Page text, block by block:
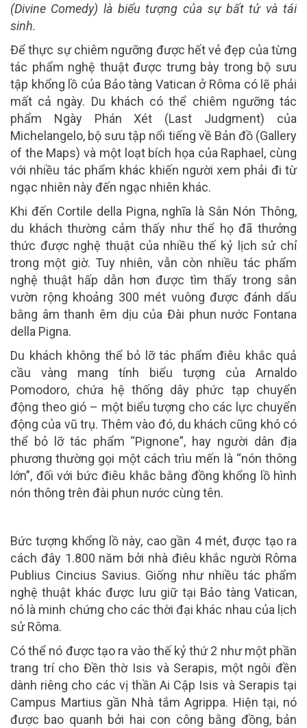
(Divine Comedy) là biểu tượng của sự bất tử và tái
sinh.
Để thực sự chiêm ngưỡng được hết vẻ đẹp của từng
tác phẩm nghệ thuật được trưng bày trong bộ sưu
tập khổng lồ của Bảo tàng Vatican ở Rôma có lẽ phải
mất cả ngày. Du khách có thể chiêm ngưỡng tác
phẩm Ngày Phán Xét (Last Judgment) của
Michelangelo, bộ sưu tập nổi tiếng về Bản đồ (Gallery
of the Maps) và một loạt bích họa của Raphael, cùng
với nhiều tác phẩm khác khiến người xem phải đi từ
ngạc nhiên này đến ngạc nhiên khác.
Khi đến Cortile della Pigna, nghĩa là Sân Nón Thông,
du khách thường cảm thấy như thể họ đã thưởng
thức được nghệ thuật của nhiều thế kỷ lịch sử chỉ
trong một giờ. Tuy nhiên, vẫn còn nhiều tác phẩm
nghệ thuật hấp dẫn hơn được tìm thấy trong sân
vườn rộng khoảng 300 mét vuông được đánh dấu
bằng âm thanh êm dịu của Đài phun nước Fontana
della Pigna.
Du khách không thể bỏ lỡ tác phẩm điêu khắc quả
cầu vàng mang tính biểu tượng của Arnaldo
Pomodoro, chứa hệ thống dây phức tạp chuyển
động theo gió – một biểu tượng cho các lực chuyển
động của vũ trụ. Thêm vào đó, du khách cũng khó có
thể bỏ lỡ tác phẩm “Pignone”, hay người dân địa
phương thường gọi một cách trìu mến là “nón thông
lớn”, đối với bức điêu khắc bằng đồng khổng lồ hình
nón thông trên đài phun nước cùng tên.
Bức tượng khổng lồ này, cao gần 4 mét, được tạo ra
cách đây 1.800 năm bởi nhà điêu khắc người Rôma
Publius Cincius Savius. Giống như nhiều tác phẩm
nghệ thuật khác được lưu giữ tại Bảo tàng Vatican,
nó là minh chứng cho các thời đại khác nhau của lịch
sử Rôma.
Có thể nó được tạo ra vào thế kỷ thứ 2 như một phần
trang trí cho Đền thờ Isis và Serapis, một ngôi đền
dành riêng cho các vị thần Ai Cập Isis và Serapis tại
Campus Martius gần Nhà tắm Agrippa. Hiện tại, nó
được bao quanh bởi hai con công bằng đồng, bản